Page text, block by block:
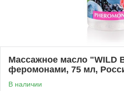
Массажное масло "WILD
феромонами, 75 мл,
В наличии